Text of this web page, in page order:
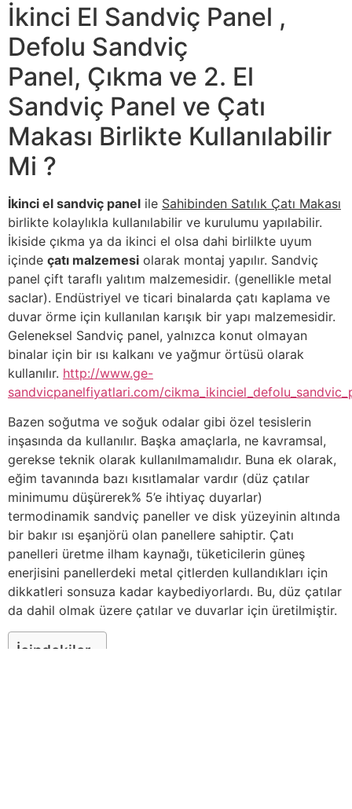
İkinci El Sandviç Panel ,
Defolu Sandviç
Panel, Çıkma ve 2. El
Sandviç Panel ve Çatı
Makası Birlikte Kullanılabilir
Mi ?
İkinci el sandviç panel ile Sahibinden Satılık Çatı Makası
birlikte kolaylıkla kullanılabilir ve kurulumu yapılabilir.
İkiside çıkma ya da ikinci el olsa dahi birlilkte uyum
içinde çatı malzemesi olarak montaj yapılır. Sandviç
panel çift taraflı yalıtım malzemesidir. (genellikle metal
saclar). Endüstriyel ve ticari binalarda çatı kaplama ve
duvar örme için kullanılan karışık bir yapı malzemesidir.
Geleneksel Sandviç panel, yalnızca konut olmayan
binalar için bir ısı kalkanı ve yağmur örtüsü olarak
kullanılır. http://www.ge-
sandvicpanelfiyatlari.com/
Bazen soğutma ve soğuk odalar gibi özel tesislerin
inşasında da kullanılır. Başka amaçlarla, ne kavramsal,
gerekse teknik olarak kullanılmamalıdır. Buna ek olarak,
eğim tavanında bazı kısıtlamalar vardır (düz çatılar
minimumu düşürerek% 5’e ihtiyaç duyarlar)
termodinamik sandviç paneller ve disk yüzeyinin altında
bir bakır ısı eşanjörü olan panellere sahiptir. Çatı
panelleri üretme ilham kaynağı, tüketicilerin güneş
enerjisini panellerdeki metal çitlerden kullandıkları için
dikkatleri sonsuza kadar kaybediyorlardı. Bu, düz çatılar
da dahil olmak üzere çatılar ve duvarlar için üretilmiştir.
İçindekiler